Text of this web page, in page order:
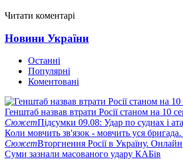
Читати коментарі
Новини України
Останні
Популярні
Коментовані
Генштаб назвав втрати Росії станом на 10
СюжетПідсумки 09.08: Удар по суднах і
Коли мовчить зв'язок - мовчить уся
СюжетВторгнення Росії в Україну. Онлайн
Суми зазнали масованого удару КАБів